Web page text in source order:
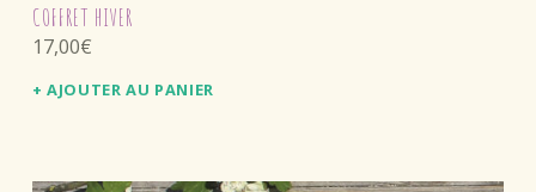
COFFRET HIVER
17,00€
AJOUTER AU PANIER